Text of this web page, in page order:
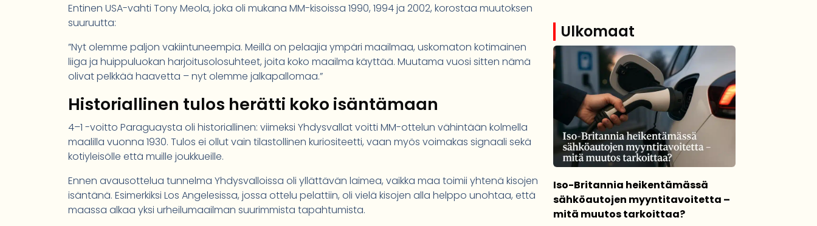
Entinen USA-vahti Tony Meola, joka oli mukana MM-kisoissa 1990, 1994 ja 2002, korostaa muutoksen
suuruutta:
”Nyt olemme paljon vakiintuneempia. Meillä on pelaajia ympäri maailmaa, uskomaton kotimainen
liiga ja huippuluokan harjoitusolosuhteet, joita koko maailma käyttää. Muutama vuosi sitten nämä
olivat pelkkää haavetta – nyt olemme jalkapallomaa.”
Historiallinen tulos herätti koko isäntämaan
4–1 -voitto Paraguaysta oli historiallinen: viimeksi Yhdysvallat voitti MM-ottelun vähintään kolmella
maalilla vuonna 1930. Tulos ei ollut vain tilastollinen kuriositeetti, vaan myös voimakas signaali sekä
kotiyleisölle että muille joukkueille.
Ennen avausottelua tunnelma Yhdysvalloissa oli yllättävän laimea, vaikka maa toimii yhtenä kisojen
isäntänä. Esimerkiksi Los Angelesissa, jossa ottelu pelattiin, oli vielä kisojen alla helppo unohtaa, että
maassa alkaa yksi urheilumaailman suurimmista tapahtumista.
Ulkomaat
Iso-Britannia heikentämässä
sähköautojen myyntitavoitetta –
mitä muutos tarkoittaa?